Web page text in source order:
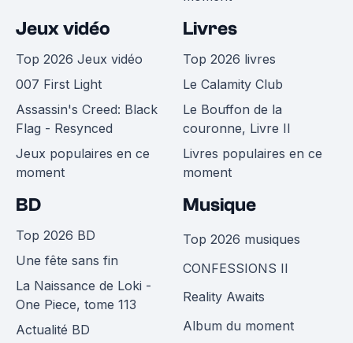
Jeux vidéo
Top 2026 Jeux vidéo
007 First Light
Assassin's Creed: Black
Flag - Resynced
Jeux populaires en ce
moment
Livres
Top 2026 livres
Le Calamity Club
Le Bouffon de la
couronne, Livre II
Livres populaires en ce
moment
BD
Top 2026 BD
Une fête sans fin
La Naissance de Loki -
One Piece, tome 113
Actualité BD
Musique
Top 2026 musiques
CONFESSIONS II
Reality Awaits
Album du moment